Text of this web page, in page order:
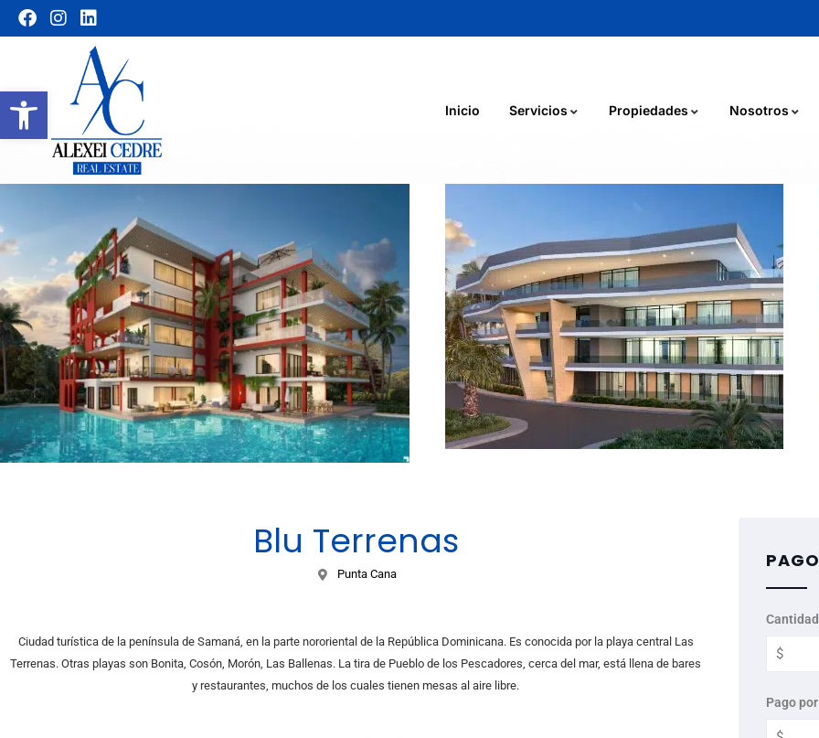
Abrir barra de herramientas Inicio Servicios Propiedades Nosotros
Blu Terrenas
Punta Cana
Ciudad turística de la península de Samaná, en la parte nororiental de la República Dominicana. Es conocida por la playa central Las
Terrenas. Otras playas son Bonita, Cosón, Morón, Las Ballenas. La tira de Pueblo de los Pescadores, cerca del mar, está llena de bares
y restaurantes, muchos de los cuales tienen mesas al aire libre.
Pago